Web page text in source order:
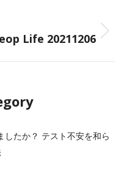
Life 20211206
したか？ テスト不安を和ら